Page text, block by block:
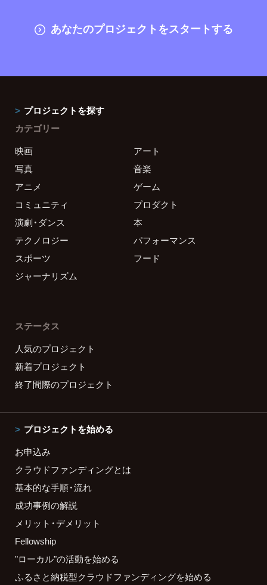
あなたのプロジェクトをスタートする
プロジェクトを探す
カテゴリー
映画
アート
写真
音楽
アニメ
ゲーム
コミュニティ
プロダクト
演劇・ダンス
本
テクノロジー
パフォーマンス
スポーツ
フード
ジャーナリズム
ステータス
人気のプロジェクト
新着プロジェクト
終了間際のプロジェクト
プロジェクトを始める
お申込み
クラウドファンディングとは
基本的な手順・流れ
成功事例の解説
メリット・デメリット
Fellowship
"ローカル"の活動を始める
ふるさと納税型クラウドファンディングを始める